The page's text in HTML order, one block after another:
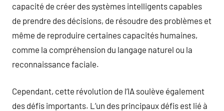
capacité de créer des systèmes intelligents capables
de prendre des décisions, de résoudre des problèmes et
même de reproduire certaines capacités humaines,
comme la compréhension du langage naturel ou la
reconnaissance faciale.
Cependant, cette révolution de l’IA soulève également
des défis importants. L’un des principaux défis est lié à